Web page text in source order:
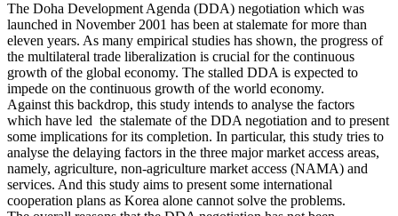
The Doha Development Agenda (DDA) negotiation which was
launched in November 2001 has been at stalemate for more than
eleven years. As many empirical studies has shown, the progress of
the multilateral trade liberalization is crucial for the continuous
growth of the global economy. The stalled DDA is expected to
impede on the continuous growth of the world economy.
Against this backdrop, this study intends to analyse the factors
which have led the stalemate of the DDA negotiation and to present
some implications for its completion. In particular, this study tries to
analyse the delaying factors in the three major market access areas,
namely, agriculture, non-agriculture market access (NAMA) and
services. And this study aims to present some international
cooperation plans as Korea alone cannot solve the problems.